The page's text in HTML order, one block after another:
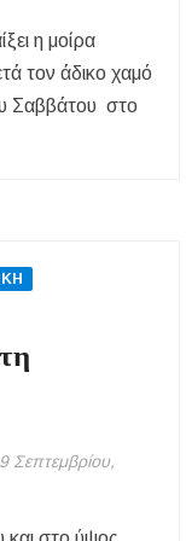
η μοίρα
τον άδικο χαμό
Σαββάτου στο
Σεπτεμβρίου,